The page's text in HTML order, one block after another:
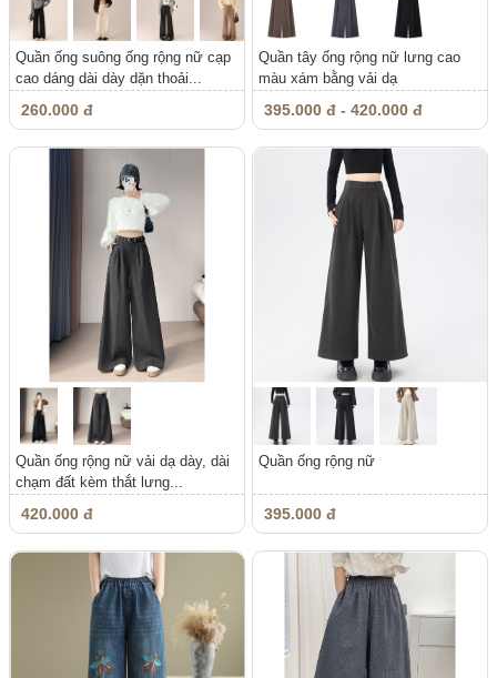
Quần ống suông ống rộng nữ cạp
cao dáng dài dày dặn thoải...
260.000 đ
Quần tây ống rộng nữ lưng cao
màu xám bằng vải dạ
395.000 đ - 420.000 đ
Quần ống rộng nữ vải dạ dày, dài
chạm đất kèm thắt lưng...
420.000 đ
Quần ống rộng nữ
395.000 đ